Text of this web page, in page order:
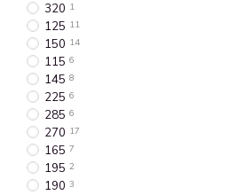
320 1
125 11
150 14
115 6
145 8
225 6
285 6
270 17
165 7
195 2
190 3